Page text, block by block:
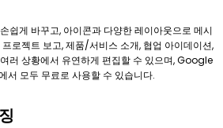
쉽게 바꾸고, 아이콘과 다양한 레이아웃으로 메시
로젝트 보고, 제품/서비스 소개, 협업 아이데이션,
러 상황에서 유연하게 편집할 수 있으며, Google
모두 무료로 사용할 수 있습니다.